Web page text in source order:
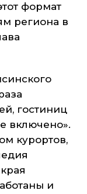
формат
региона в
гостиниц
включено».
курортов,
и